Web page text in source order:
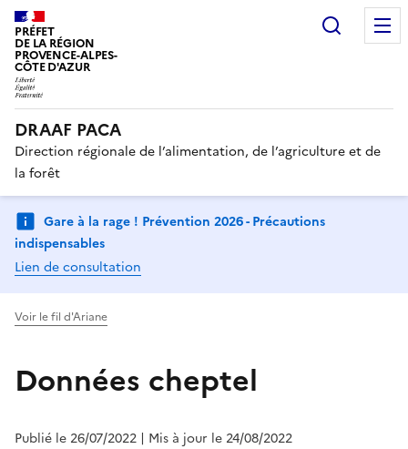
PRÉFET
DE LA RÉGION
PROVENCE-ALPES-
CÔTE D'AZUR
DRAAF PACA
Direction régionale de l’alimentation, de l’agriculture et de
la forêt
Gare à la rage ! Prévention 2026 - Précautions
indispensables
Lien de consultation
Voir le fil d'Ariane
Données cheptel
Publié le 26/07/2022 | Mis à jour le 24/08/2022